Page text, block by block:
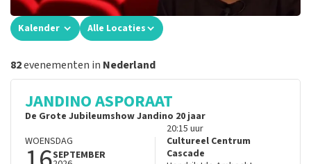
Kalender Alle Locaties
82evenementen in Nederland
JANDINO ASPORAAT
De Grote Jubileumshow Jandino 20 jaar
WOENSDAG
SEPTEMBER
20:15 uur
Cultureel Centrum
Cascade